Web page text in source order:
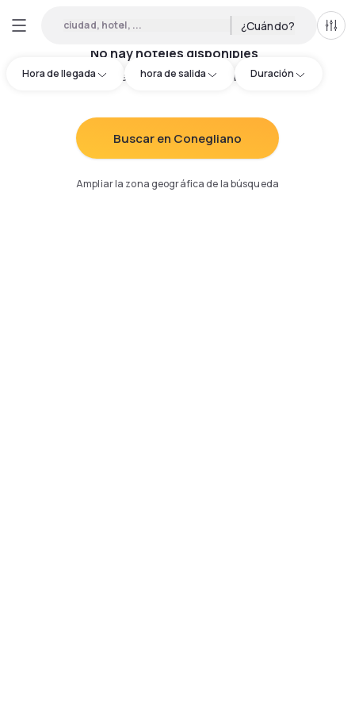
ciudad, hotel, ... ¿Cuándo?
Hora de llegada hora de salida Duración
No hay hoteles disponibles
Intenta redefinir los criterios de búsqueda:
Buscar en Conegliano
Ampliar la zona geográfica de la búsqueda